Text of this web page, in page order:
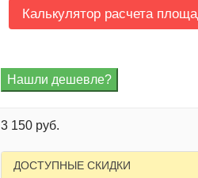
Калькулятор расчета
3 150 руб.
ДОСТУПНЫЕ СКИДКИ